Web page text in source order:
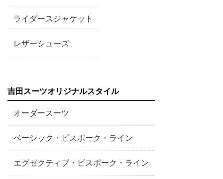
ライダースジャケット
レザーシューズ
吉田スーツオリジナルスタイル
オーダースーツ
ベーシック・ビスポーク・ライン
エグゼクティブ・ビスポーク・ライン